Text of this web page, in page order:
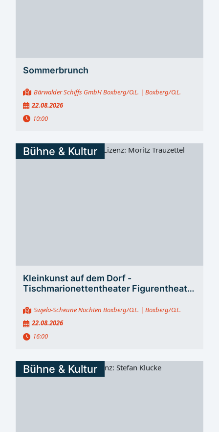
Sommerbrunch
Bärwalder Schiffs GmbH Boxberg/O.L. | Boxberg/O.L.
22.08.2026
10:00
Bühne & Kultur
Kleinkunst auf dem Dorf -
Tischmarionettentheater Figurentheater
Swjela-Scheune Nochten Boxberg/O.L. | Boxberg/O.L.
22.08.2026
16:00
Bühne & Kultur